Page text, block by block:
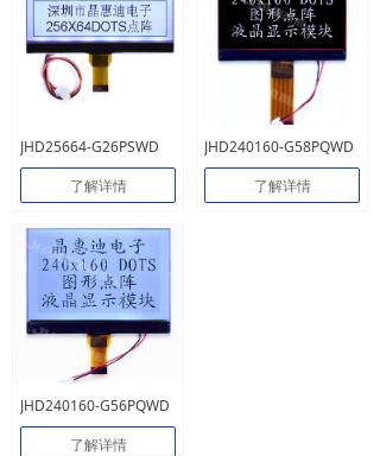
JHD25664-G26PSWD
了解详情
JHD240160-G58PQWD
了解详情
JHD240160-G56PQWD
了解详情